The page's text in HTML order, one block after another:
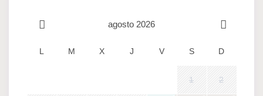
agosto 2026
L M X J V S D
1 2